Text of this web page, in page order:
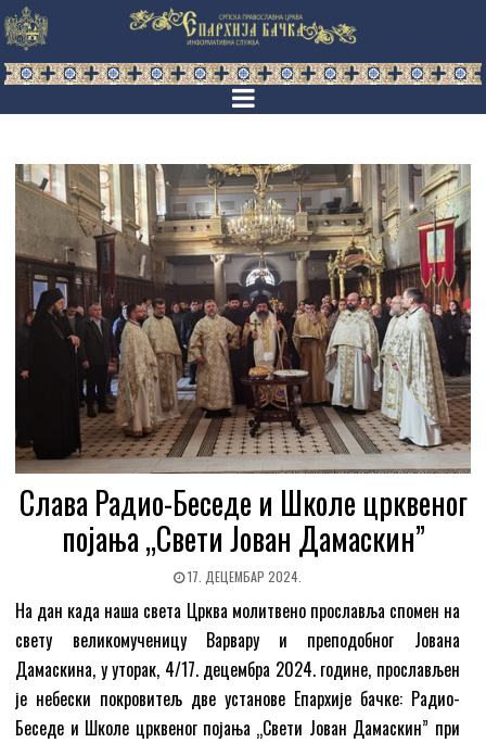
Слава Радио-Беседе и Школе црквеног
појања „Свети Јован Дамаскин”
17. ДЕЦЕМБАР 2024.
На дан када наша света Црква молитвено прославља спомен на
свету великомученицу Варвару и преподобног Јована
Дамаскина, у уторак, 4/17. децембра 2024. године, прослављен
је небески покровитељ две установе Епархије бачке: Радио-
Беседе и Школе црквеног појања „Свети Јован Дамаскин” при